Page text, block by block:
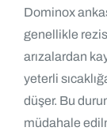
Dominox
genellikle
arızalardan
yeterli
düşer. Bu
müdahale